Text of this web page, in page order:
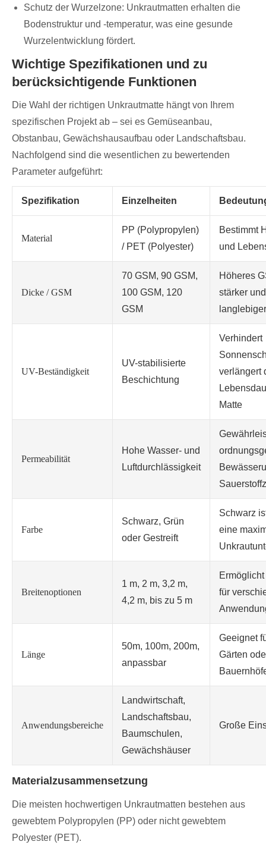
Schutz der Wurzelzone: Unkrautmatten erhalten die
Bodenstruktur und -temperatur, was eine gesunde
Wurzelentwicklung fördert.
Wichtige Spezifikationen und zu
berücksichtigende Funktionen
Die Wahl der richtigen Unkrautmatte hängt von Ihrem
spezifischen Projekt ab – sei es Gemüseanbau,
Obstanbau, Gewächshausaufbau oder Landschaftsbau.
Nachfolgend sind die wesentlichen zu bewertenden
Parameter aufgeführt:
Spezifikation Einzelheiten
Material
PP (Polypropylen)
/ PET (Polyester)
Bestimmt
und
Dicke / GSM
70 GSM, 90 GSM,
100 GSM, 120
GSM
Höheres
stärker und
langlebiger
UV-Beständigkeit
UV-stabilisierte
Beschichtung
Verhindert
verlängert
Matte
Permeabilität
Hohe Wasser- und
Luftdurchlässigkeit
Farbe
Schwarz, Grün
oder Gestreift
Schwarz
eine
Breitenoptionen
1 m, 2 m, 3,2 m,
4,2 m, bis zu 5 m
für
Länge
50m, 100m, 200m,
anpassbar
Geeignet
Gärten
Anwendungsbereiche
Landwirtschaft,
Landschaftsbau,
Baumschulen,
Gewächshäuser
Große
Materialzusammensetzung
Die meisten hochwertigen Unkrautmatten bestehen aus
gewebtem Polypropylen (PP) oder nicht gewebtem
Polyester (PET).